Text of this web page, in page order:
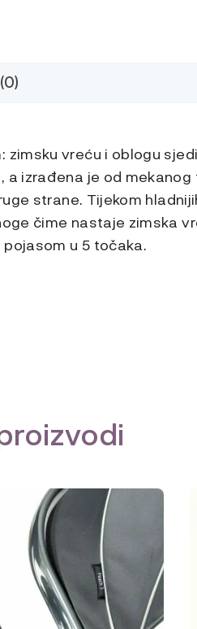
zimsku vreću i oblogu
izrađena je od mekanog
strane. Tijekom
čime nastaje zimska
u 5 točaka.